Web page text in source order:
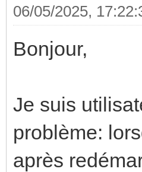
06/05/2025,
Bonjour,
Je suis
problème:
après